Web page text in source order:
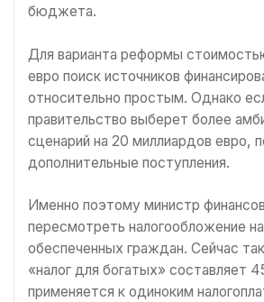
бюджета.
Для варианта реформы
евро поиск источников
относительно простым. Однако
правительство выберет более
сценарий на 20 миллиардов евро,
дополнительные поступления.
Именно поэтому министр
пересмотреть налогообложение
обеспеченных граждан. Сейчас
«налог для богатых» составляет
применяется к одиноким